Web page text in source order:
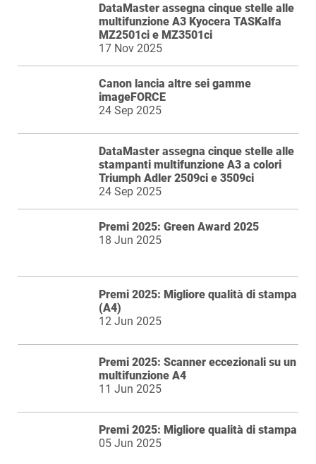
DataMaster assegna cinque stelle alle
multifunzione A3 Kyocera TASKalfa
MZ2501ci e MZ3501ci
17 Nov 2025
Canon lancia altre sei gamme
imageFORCE
24 Sep 2025
DataMaster assegna cinque stelle alle
stampanti multifunzione A3 a colori
Triumph Adler 2509ci e 3509ci
24 Sep 2025
Premi 2025: Green Award 2025
18 Jun 2025
Premi 2025: Migliore qualità di stampa
(A4)
12 Jun 2025
Premi 2025: Scanner eccezionali su un
multifunzione A4
11 Jun 2025
Premi 2025: Migliore qualità di stampa
05 Jun 2025